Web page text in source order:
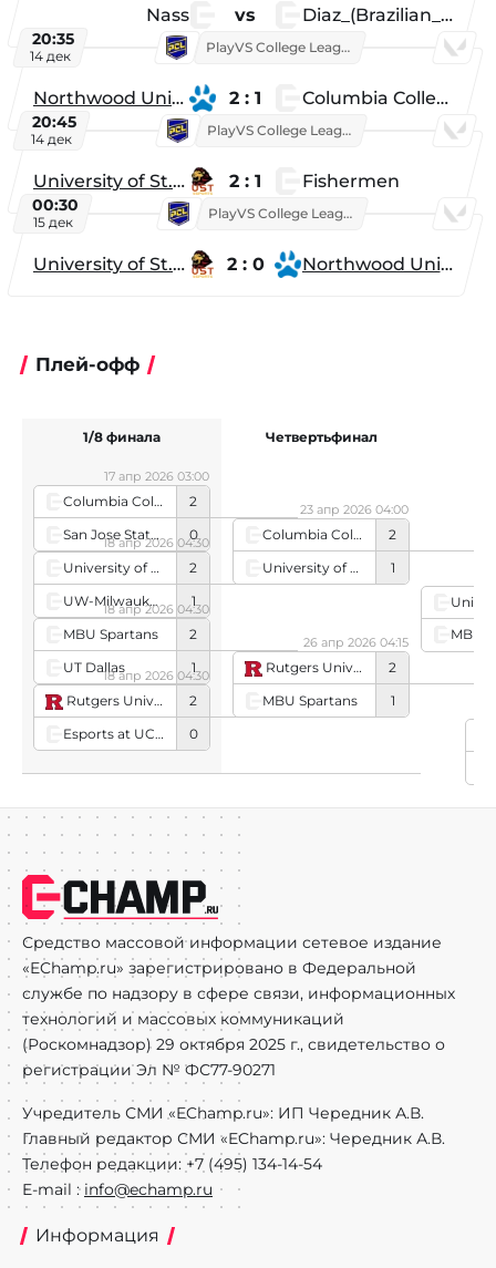
Nass vs Diaz_(Brazilian_Player)
20:35
14 дек
PlayVS College League 2025: Fall
Northwood University 2 : 1 Columbia College
20:45
14 дек
PlayVS College League 2025: Fall
University of St. Thomas 2 : 1 Fishermen
00:30
15 дек
PlayVS College League 2025: Fall
University of St. Thomas 2 : 0 Northwood University
Плей-офф
Columbia College
2
San Jose State University Gold
0
17 апр 2026 03:00
University of Central Florida
2
UW-Milwaukee Black
1
18 апр 2026 04:30
MBU Spartans
2
UT Dallas
1
18 апр 2026 04:30
Rutgers University
2
Esports at UC Davis Gold
0
18 апр 2026 04:30
1/8 финала
Columbia College
2
University of Central Florida
1
23 апр 2026 04:00
Rutgers University
2
MBU Spartans
1
26 апр 2026 04:15
Четвертьфинал
MBU
Средство массовой информации сетевое издание
«EChamp.ru» зарегистрировано в Федеральной
службе по надзору в сфере связи, информационных
технологий и массовых коммуникаций
(Роскомнадзор) 29 октября 2025 г., свидетельство о
регистрации Эл № ФС77-90271
Учредитель СМИ «EChamp.ru»: ИП Чередник А.В.
Главный редактор СМИ «EChamp.ru»: Чередник А.В.
Телефон редакции: +7 (495) 134-14-54
E-mail : info@echamp.ru
Информация